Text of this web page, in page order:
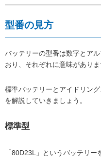
型番の見方
バッテリーの型番は数字とア
おり、それぞれに意味がありま
標準バッテリーとアイドリン
を解説していきましょう。
標準型
「80D23L」というバッテリー